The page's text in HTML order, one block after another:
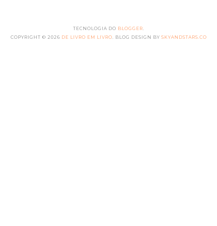
TECNOLOGIA DO BLOGGER
COPYRIGHT © 2026 DE LIVRO EM LIVRO . BLOG DESIGN BY SKYANDSTARS.CO